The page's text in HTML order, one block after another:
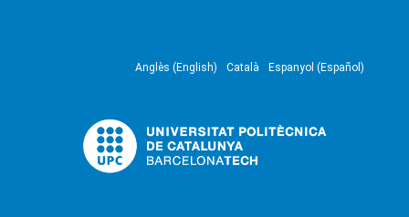
Anglès (English) Català Espanyol (Español)